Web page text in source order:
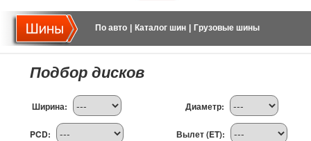
По авто Каталог шин Грузовые шины
Подбор дисков
Ширина: Диаметр:
PCD: Вылет (ET):